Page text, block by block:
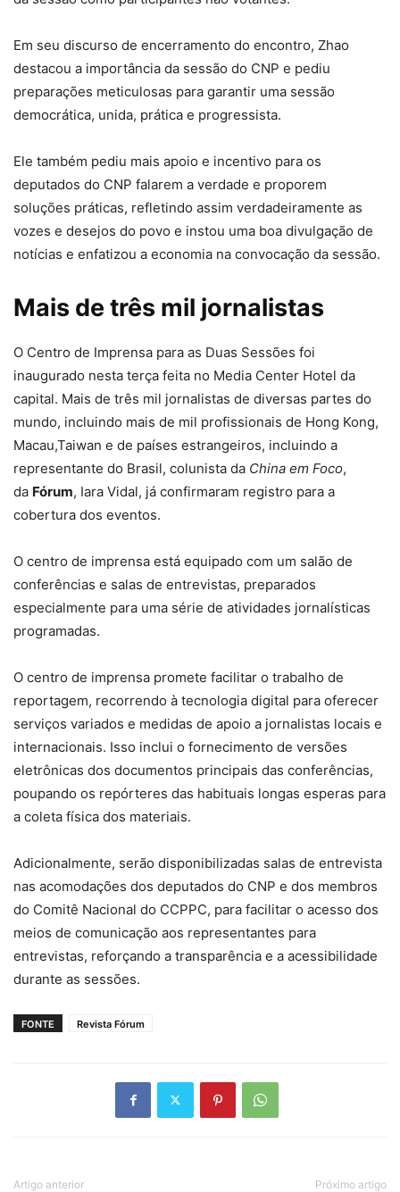
Em seu discurso de encerramento do encontro, Zhao
destacou a importância da sessão do CNP e pediu
preparações meticulosas para garantir uma sessão
democrática, unida, prática e progressista.
Ele também pediu mais apoio e incentivo para os
deputados do CNP falarem a verdade e proporem
soluções práticas, refletindo assim verdadeiramente as
vozes e desejos do povo e instou uma boa divulgação de
notícias e enfatizou a economia na convocação da sessão.
Mais de três mil jornalistas
O Centro de Imprensa para as Duas Sessões foi
inaugurado nesta terça feita no Media Center Hotel da
capital. Mais de três mil jornalistas de diversas partes do
mundo, incluindo mais de mil profissionais de Hong Kong,
Macau,Taiwan e de países estrangeiros, incluindo a
representante do Brasil, colunista da China em Foco,
da Fórum, Iara Vidal, já confirmaram registro para a
cobertura dos eventos.
O centro de imprensa está equipado com um salão de
conferências e salas de entrevistas, preparados
especialmente para uma série de atividades jornalísticas
programadas.
O centro de imprensa promete facilitar o trabalho de
reportagem, recorrendo à tecnologia digital para oferecer
serviços variados e medidas de apoio a jornalistas locais e
internacionais. Isso inclui o fornecimento de versões
eletrônicas dos documentos principais das conferências,
poupando os repórteres das habituais longas esperas para
a coleta física dos materiais.
Adicionalmente, serão disponibilizadas salas de entrevista
nas acomodações dos deputados do CNP e dos membros
do Comitê Nacional do CCPPC, para facilitar o acesso dos
meios de comunicação aos representantes para
entrevistas, reforçando a transparência e a acessibilidade
durante as sessões.
FONTE Revista Fórum
Artigo anterior Próximo artigo